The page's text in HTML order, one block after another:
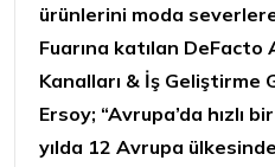
ürünlerini moda
Fuarına katılan
Kanalları & İş Geliştirme
Ersoy; “Avrupa’da hızlı
yılda 12 Avrupa